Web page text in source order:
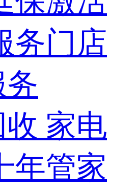
务门店
家电
年管家